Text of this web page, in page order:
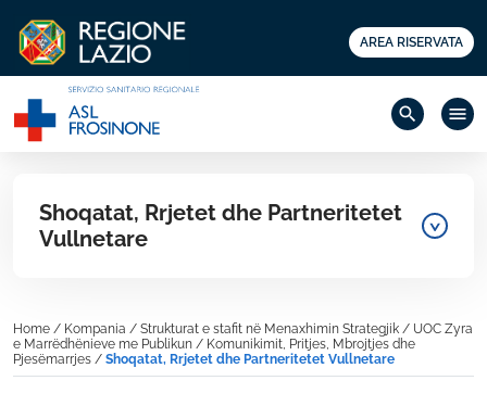
AREA RISERVATA
search menu
Shoqatat, Rrjetet dhe Partneritetet
Vullnetare
Home / Kompania / Strukturat e stafit në Menaxhimin Strategjik / UOC Zyra
e Marrëdhënieve me Publikun / Komunikimit, Pritjes, Mbrojtjes dhe
Pjesëmarrjes / Shoqatat, Rrjetet dhe Partneritetet Vullnetare